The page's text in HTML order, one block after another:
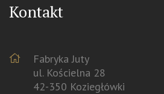
Kontakt
Fabryka Juty
ul. Kościelna 28
42-350 Koziegłówki